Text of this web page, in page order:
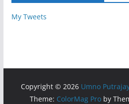
My Tweets
Copyright © 2026 Umno
Theme: ColorMag Proby